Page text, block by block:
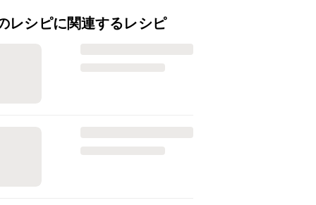
レシピに関連するレシピ